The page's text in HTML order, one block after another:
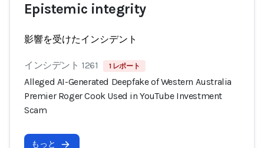
Epistemic integrity
影響を受けたインシデント
インシデント 1261 1 レポート
Alleged AI-Generated Deepfake of Western Australia
Premier Roger Cook Used in YouTube Investment
Scam
もっと